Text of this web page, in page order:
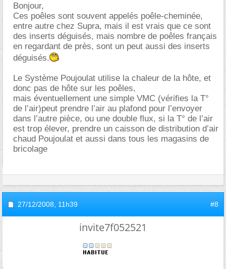
Bonjour,
Ces poêles sont souvent appelés poêle-cheminée,
entre autre chez Supra, mais il est vrais que ce sont
des inserts déguisés, mais nombre de poêles français
en regardant de près, sont un peut aussi des inserts
déguisés.
Le Système Poujoulat utilise la chaleur de la hôte, et
donc pas de hôte sur les poêles,
mais éventuellement une simple VMC (vérifies la T°
de l’air)peut prendre l’air au plafond pour l’envoyer
dans l’autre pièce, ou une double flux, si la T° de l’air
est trop élever, prendre un caisson de distribution d’air
chaud Poujoulat et aussi dans tous les magasins de
bricolage
27/12/2008, 11h39 #8
invite7f052521